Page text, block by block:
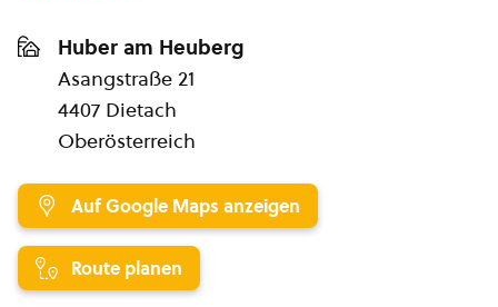
Huber am Heuberg
Asangstraße 21
4407 Dietach
Oberösterreich
Auf Google Maps anzeigen
Route planen